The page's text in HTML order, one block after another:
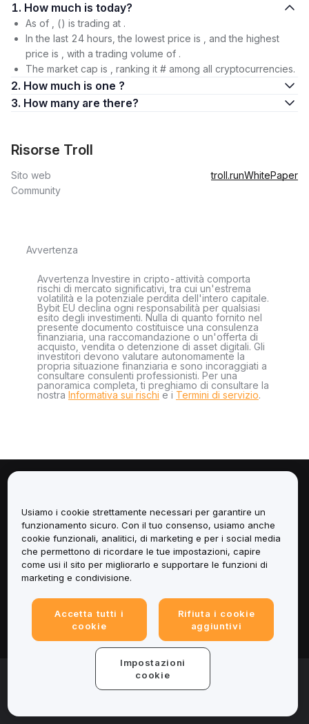
1. How much is today?
As of , () is trading at .
In the last 24 hours, the lowest price is , and the highest
price is , with a trading volume of .
The market cap is , ranking it # among all cryptocurrencies.
2. How much is one ?
3. How many are there?
Risorse Troll
Sito web troll.runWhitePaper
Community
Avvertenza
Avvertenza Investire in cripto-attività comporta
rischi di mercato significativi, tra cui un'estrema
volatilità e la potenziale perdita dell'intero capitale.
Bybit EU declina ogni responsabilità per qualsiasi
esito degli investimenti. Nulla di quanto fornito nel
presente documento costituisce una consulenza
finanziaria, una raccomandazione o un'offerta di
acquisto, vendita o detenzione di asset digitali. Gli
investitori devono valutare autonomamente la
propria situazione finanziaria e sono incoraggiati a
consultare consulenti professionisti. Per una
panoramica completa, ti preghiamo di consultare la
nostra Informativa sui rischi e i Termini di servizio.
Servizi
Assistenza
Informazioni legali
© 2025-2026 Bybit.eu. All rights reserved.
Usiamo i cookie strettamente necessari per garantire un
funzionamento sicuro. Con il tuo consenso, usiamo anche
cookie funzionali, analitici, di marketing e per i social media
che permettono di ricordare le tue impostazioni, capire
come usi il sito per migliorarlo e supportare le funzioni di
marketing e condivisione.
Accetta tutti i
cookie
Rifiuta i cookie
aggiuntivi
Impostazioni
cookie